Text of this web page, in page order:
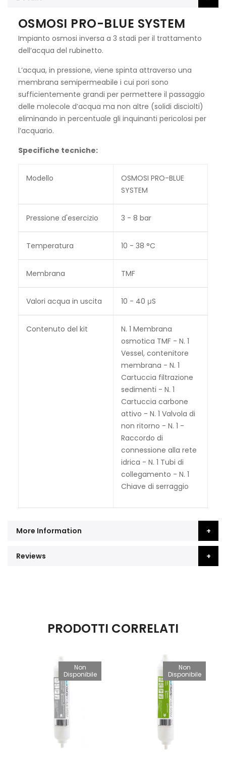
OSMOSI PRO-BLUE SYSTEM
Impianto osmosi inversa a 3 stadi per il trattamento
dell’acqua del rubinetto.
L’acqua, in pressione, viene spinta attraverso una
membrana semipermeabile i cui pori sono
sufficientemente grandi per permettere il passaggio
delle molecole d’acqua ma non altre (solidi disciolti)
eliminando in percentuale gli inquinanti pericolosi per
l’acquario.
Specifiche tecniche:
Modello
OSMOSI PRO-BLUE
SYSTEM
Pressione d'esercizio 3 - 8 bar
Temperatura 10 - 38 °C
Membrana TMF
Valori acqua in uscita 10 - 40 μS
Contenuto del kit
N. 1 Membrana
osmotica TMF - N. 1
Vessel, contenitore
membrana - N. 1
Cartuccia filtrazione
sedimenti - N. 1
Cartuccia carbone
attivo - N. 1 Valvola di
non ritorno - N. 1 -
Raccordo di
connessione alla rete
idrica - N. 1 Tubi di
collegamento - N. 1
Chiave di serraggio
More Information
Reviews
PRODOTTI CORRELATI
Non
Disponibile
Non
Disponibile